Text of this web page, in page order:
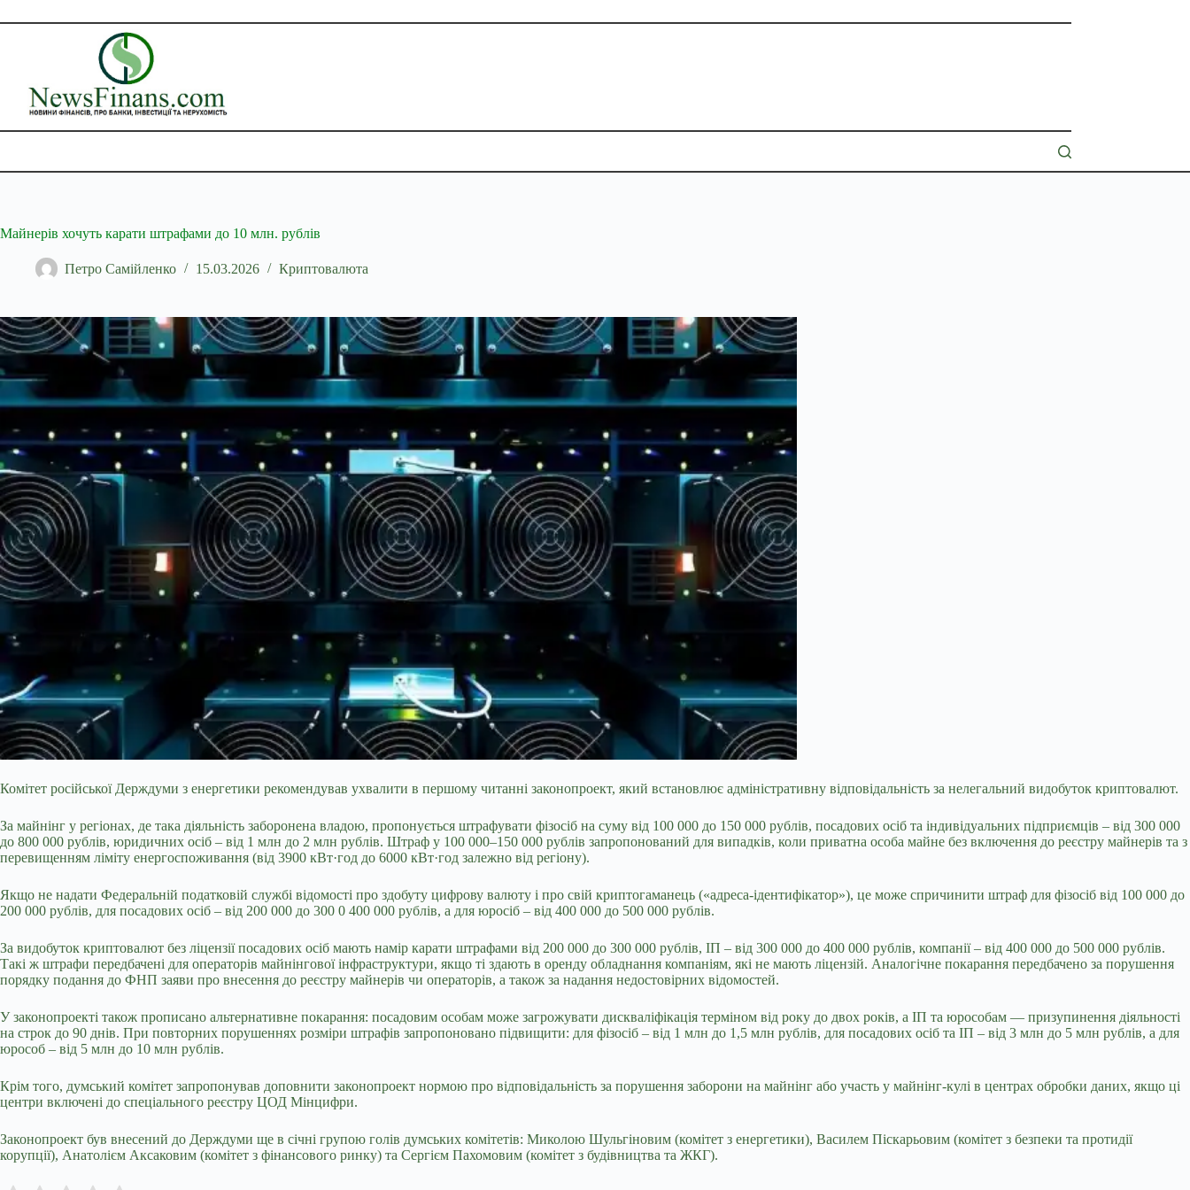
до
Майнерів хочуть карати штрафами до 10 млн. рублів
Петро Самійленко 15.03.2026 Криптовалюта
Комітет російської Держдуми з енергетики рекомендував ухвалити в першому читанні законопроект, який встановлює адміністративну відповідальність за нелегальний видобуток криптовалют.
За майнінг у регіонах, де така діяльність заборонена владою, пропонується штрафувати фізосіб на суму від 100 000 до 150 000 рублів, посадових осіб та індивідуальних підприємців – від 300 000
до 800 000 рублів, юридичних осіб – від 1 млн до 2 млн рублів. Штраф у 100 000–150 000 рублів запропонований для випадків, коли приватна особа майне без включення до реєстру майнерів та з
перевищенням ліміту енергоспоживання (від 3900 кВт·год до 6000 кВт·год залежно від регіону).
Якщо не надати Федеральній податковій службі відомості про здобуту цифрову валюту і про свій криптогаманець («адреса-ідентифікатор»), це може спричинити штраф для фізосіб від 100 000 до
200 000 рублів, для посадових осіб – від 200 000 до 300 0 400 000 рублів, а для юросіб – від 400 000 до 500 000 рублів.
За видобуток криптовалют без ліцензії посадових осіб мають намір карати штрафами від 200 000 до 300 000 рублів, ІП – від 300 000 до 400 000 рублів, компанії – від 400 000 до 500 000 рублів.
Такі ж штрафи передбачені для операторів майнінгової інфраструктури, якщо ті здають в оренду обладнання компаніям, які не мають ліцензій. Аналогічне покарання передбачено за порушення
порядку подання до ФНП заяви про внесення до реєстру майнерів чи операторів, а також за надання недостовірних відомостей.
У законопроекті також прописано альтернативне покарання: посадовим особам може загрожувати дискваліфікація терміном від року до двох років, а ІП та юрособам — призупинення діяльності
на строк до 90 днів. При повторних порушеннях розміри штрафів запропоновано підвищити: для фізосіб – від 1 млн до 1,5 млн рублів, для посадових осіб та ІП – від 3 млн до 5 млн рублів, а для
юрособ – від 5 млн до 10 млн рублів.
Крім того, думський комітет запропонував доповнити законопроект нормою про відповідальність за порушення заборони на майнінг або участь у майнінг-кулі в центрах обробки даних, якщо ці
центри включені до спеціального реєстру ЦОД Мінцифри.
Законопроект був внесений до Держдуми ще в січні групою голів думських комітетів: Миколою Шульгіновим (комітет з енергетики), Василем Піскарьовим (комітет з безпеки та протидії
корупції), Анатолієм Аксаковим (комітет з фінансового ринку) та Сергієм Пахомовим (комітет з будівництва та ЖКГ).